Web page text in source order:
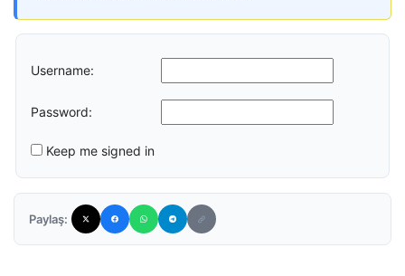
Username:
Password:
Keep me signed in
Paylaş: